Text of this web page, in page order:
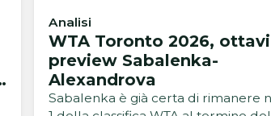
Analisi
WTA Toronto 2026,
preview Sabalenka-
Alexandrova
Sabalenka è già certa di rimanere